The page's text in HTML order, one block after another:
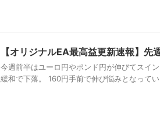
【オリジナルEA最高益更新速報】
今週前半はユーロ円やポンド円が伸びてスイ
緩和で下落。 160円手前で伸び悩みとなって